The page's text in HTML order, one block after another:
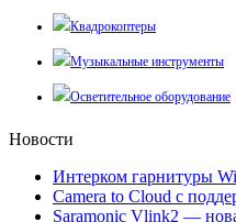
Квадрокоптеры
Музыкальные инструменты
Осветительное оборудование
Новости
Интерком гарнитуры
Camera to Cloud с
Saramonic Vlink2 —